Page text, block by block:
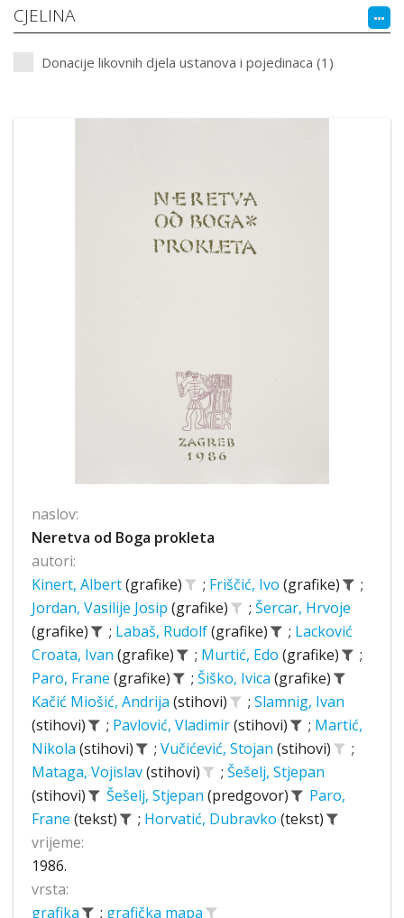
CJELINA
Donacije likovnih djela ustanova i pojedinaca (1)
naslov:
Neretva od Boga prokleta
autori:
Kinert, Albert(grafike) ; Friščić, Ivo (grafike)
;
Jordan, Vasilije Josip (grafike) ; Šercar, Hrvoje
(grafike)
; Labaš, Rudolf(grafike) ; Lacković
Croata, Ivan (grafike) ; Murtić, Edo (grafike)
;
Paro, Frane (grafike) ; Šiško, Ivica (grafike)
Kačić Miošić, Andrija (stihovi) ; Slamnig, Ivan
(stihovi)
; Pavlović, Vladimir(stihovi) ; Martić,
Nikola (stihovi) ; Vučićević, Stojan (stihovi)
;
Mataga, Vojislav(stihovi) ; Šešelj, Stjepan
(stihovi)
Šešelj, Stjepan (predgovor)
Paro,
Frane (tekst) ; Horvatić, Dubravko (tekst)
vrijeme:
1986.
vrsta:
grafika
; grafička mapa